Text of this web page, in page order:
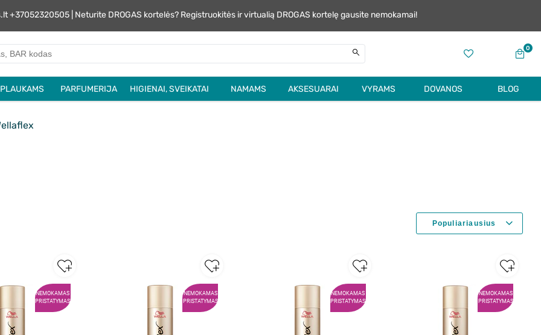
+37052320505 | Neturite DROGAS kortelės? Registruokitės ir virtualią DROGAS kortelę gausite nemokamai!
0
PLAUKAMS PARFUMERIJA HIGIENAI, SVEIKATAI NAMAMS AKSESUARAI VYRAMS DOVANOS BLOG
NEMOKAMAS
PRISTATYMAS
NEMOKAMAS
PRISTATYMAS
NEMOKAMAS
PRISTATYMAS
NEMOKAMAS
PRISTATYMAS